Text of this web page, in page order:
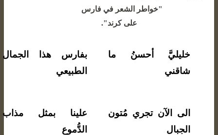
الشعر في فارس
كرند".
خليليَّ أحسنُ ما
شاقني
بفارس هذا الجمال
الطبيعي
الى الآن تجري مُتون
الجبال
علينا بمثل مذاب
الدُّموع